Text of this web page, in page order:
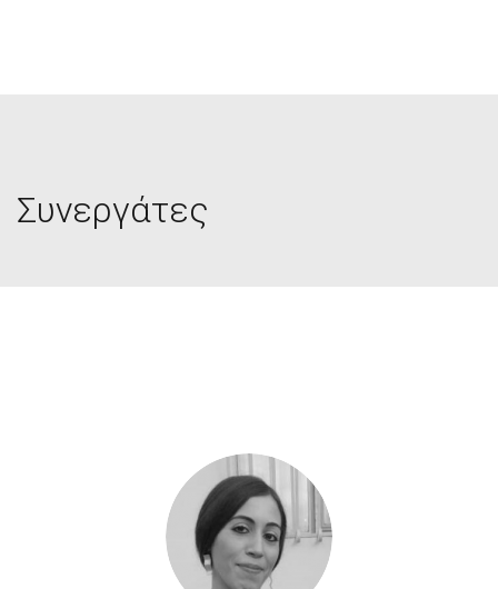
Συνεργάτες